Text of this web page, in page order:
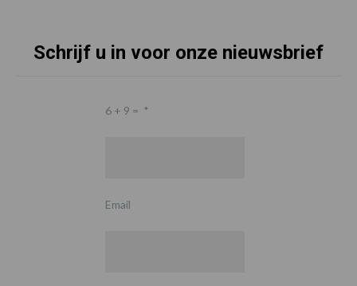
Schrijf u in voor onze nieuwsbrief
6 + 9 = *
Email